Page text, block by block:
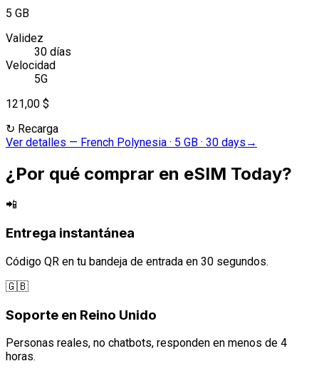
5 GB
Validez
30 días
Velocidad
5G
121,00 $
↻ Recarga
Ver detalles — French Polynesia · 5 GB · 30 days →
¿Por qué comprar en eSIM Today?
📲
Entrega instantánea
Código QR en tu bandeja de entrada en 30 segundos.
🇬🇧
Soporte en Reino Unido
Personas reales, no chatbots, responden en menos de 4
horas.